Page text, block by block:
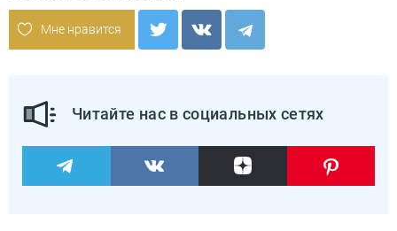
Мне нравится
Читайте нас в социальных сетях